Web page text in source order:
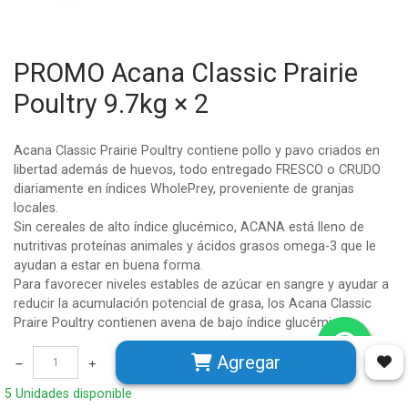
PROMO Acana Classic Prairie
Poultry 9.7kg × 2
Acana Classic Prairie Poultry contiene pollo y pavo criados en
libertad además de huevos, todo entregado FRESCO o CRUDO
diariamente en índices WholePrey, proveniente de granjas
locales.
Sin cereales de alto índice glucémico, ACANA está lleno de
nutritivas proteínas animales y ácidos grasos omega-3 que le
ayudan a estar en buena forma.
Para favorecer niveles estables de azúcar en sangre y ayudar a
reducir la acumulación potencial de grasa, los Acana Classic
Praire Poultry contienen avena de bajo índice glucémico.
Preparado exclusivamente en nuestras galardonadas cocinas
NorthStar con ingredientes frescos y sostenibles, creemos que
ACANA le va a encantar.
BENEFICIOS
Agregar
5 Unidades disponible